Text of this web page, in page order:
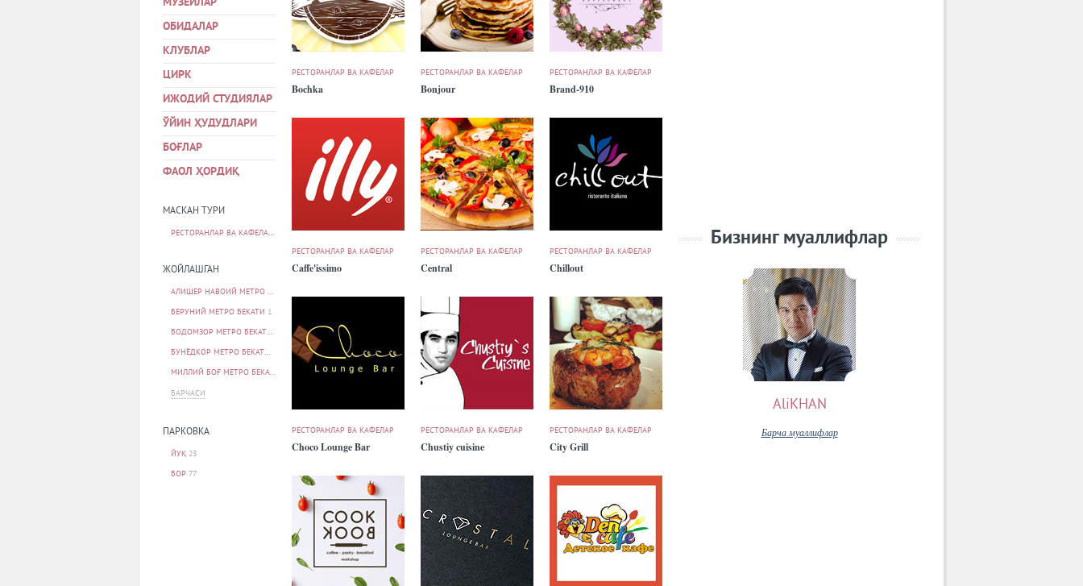
МУЗЕЙЛАР
ОБИДАЛАР
КЛУБЛАР
ЦИРК
ИЖОДИЙ СТУДИЯЛАР
ЎЙИН ҲУДУДЛАРИ
БОҒЛАР
ФАОЛ ҲОРДИҚ
МАСКАН ТУРИ
РЕСТОРАНЛАР ВА КАФЕЛАР
ЖОЙЛАШГАН
АЛИШЕР НАВОИЙ МЕТРО БЕКАТИ
БЕРУНИЙ МЕТРО БЕКАТИ 1
БОДОМЗОР МЕТРО БЕКАТИ
БУНЁДКОР МЕТРО БЕКАТИ
МИЛЛИЙ БОҒ МЕТРО БЕКАТИ
БАРЧАСИ
ПАРКОВКА
ЙУҚ 23
БОР 77
РЕСТОРАНЛАР ВА КАФЕЛАР
Bochka
РЕСТОРАНЛАР ВА КАФЕЛАР
Bonjour
РЕСТОРАНЛАР ВА КАФЕЛАР
Brand-910
РЕСТОРАНЛАР ВА КАФЕЛАР
Caffe'issimo
РЕСТОРАНЛАР ВА КАФЕЛАР
Central
РЕСТОРАНЛАР ВА КАФЕЛАР
Chillout
РЕСТОРАНЛАР ВА КАФЕЛАР
Choco Lounge Bar
РЕСТОРАНЛАР ВА КАФЕЛАР
Chustiy cuisine
РЕСТОРАНЛАР ВА КАФЕЛАР
City Grill
Бизнинг муаллифлар
AliKHAN
Барча муаллифлар